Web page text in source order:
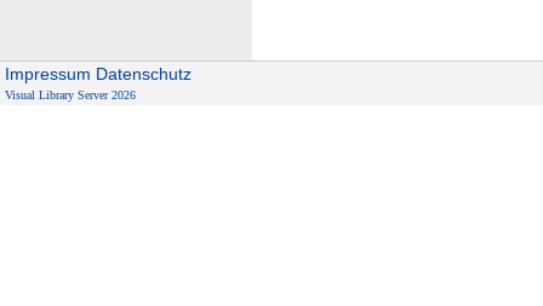
Impressum Datenschutz
Visual Library Server 2026